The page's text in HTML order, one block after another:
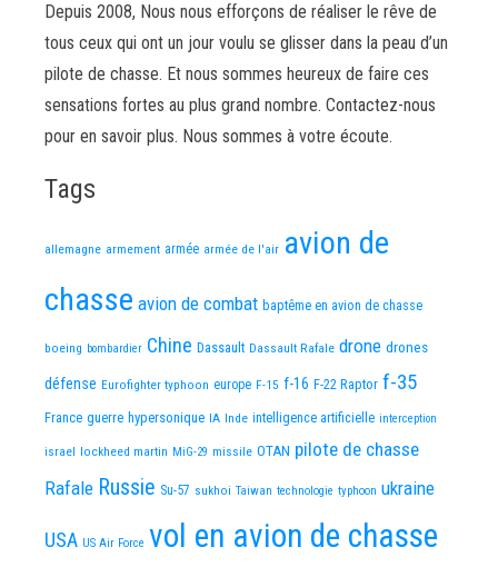
Depuis 2008, Nous nous efforçons de réaliser le rêve de
tous ceux qui ont un jour voulu se glisser dans la peau d’un
pilote de chasse. Et nous sommes heureux de faire ces
sensations fortes au plus grand nombre. Contactez-nous
pour en savoir plus. Nous sommes à votre écoute.
Tags
allemagne armement armée armée de l'air avion de
chasse avion de combat baptême en avion de chasse
boeing bombardier Chine Dassault Dassault Rafale drone drones
défense Eurofighter typhoon europe F-15 f-16 F-22 Raptor f-35
France guerre hypersonique IA Inde intelligence artificielle interception
israel lockheed martin MiG-29 missile OTAN pilote de chasse
Rafale Russie Su-57 sukhoi Taiwan technologie typhoon ukraine
USA US Air Force vol en avion de chasse